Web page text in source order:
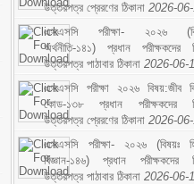
উত্তরপত্র প্রেরণের ঠিকানা 2026-
এসএসসি পরীক্ষা- ২০২৬
অর্থনীতি-১৪১) প্রধান পরীক্ষকদের
উত্তরপত্র পাঠাবার ঠিকানা 2026-06-
এসএসসি পরীক্ষা ২০২৬ বিষয়:জীব
কোড-১৩৮ প্রধান পরীক্ষকদের
উত্তরপত্র প্রেরণের ঠিকানা 2026-
এসএসসি পরীক্ষা- ২০২৬ (বিষয়ঃ
বিজ্ঞান-১৪৬) প্রধান পরীক্ষকদের
উত্তরপত্র পাঠাবার ঠিকানা 2026-06-